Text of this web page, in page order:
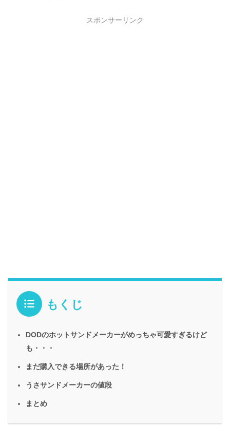
スポンサーリンク
もくじ
DODのホットサンドメーカーがめっちゃ可愛すぎるけど
も・・・
まだ購入できる場所があった！
うさサンドメーカーの値段
まとめ